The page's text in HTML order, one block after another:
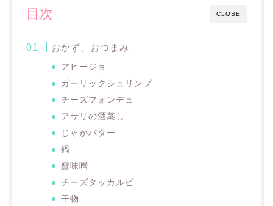
CLOSE
目次
おかず、おつまみ
アヒージョ
ガーリックシュリンプ
チーズフォンデュ
アサリの酒蒸し
じゃがバター
鍋
蟹味噌
チーズタッカルビ
干物